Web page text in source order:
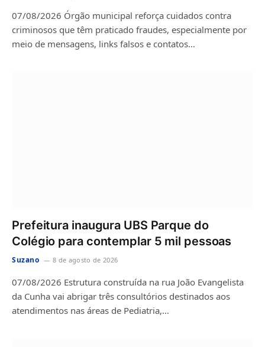
07/08/2026 Órgão municipal reforça cuidados contra
criminosos que têm praticado fraudes, especialmente por
meio de mensagens, links falsos e contatos…
Prefeitura inaugura UBS Parque do
Colégio para contemplar 5 mil pessoas
Suzano 8 de agosto de 2026
07/08/2026 Estrutura construída na rua João Evangelista
da Cunha vai abrigar três consultórios destinados aos
atendimentos nas áreas de Pediatria,…